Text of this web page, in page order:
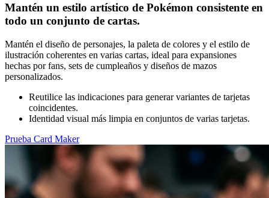
Mantén un estilo artístico de Pokémon consistente en
todo un conjunto de cartas.
Mantén el diseño de personajes, la paleta de colores y el estilo de
ilustración coherentes en varias cartas, ideal para expansiones
hechas por fans, sets de cumpleaños y diseños de mazos
personalizados.
Reutilice las indicaciones para generar variantes de tarjetas
coincidentes.
Identidad visual más limpia en conjuntos de varias tarjetas.
Prueba Card Maker